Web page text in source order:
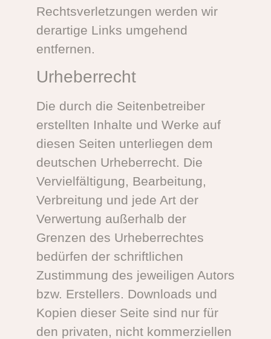
Rechtsverletzungen werden wir
derartige Links umgehend
entfernen.
Urheberrecht
Die durch die Seitenbetreiber
erstellten Inhalte und Werke auf
diesen Seiten unterliegen dem
deutschen Urheberrecht. Die
Vervielfältigung, Bearbeitung,
Verbreitung und jede Art der
Verwertung außerhalb der
Grenzen des Urheberrechtes
bedürfen der schriftlichen
Zustimmung des jeweiligen Autors
bzw. Erstellers. Downloads und
Kopien dieser Seite sind nur für
den privaten, nicht kommerziellen